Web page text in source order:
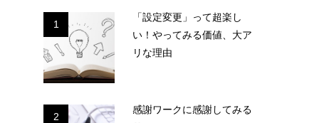
1
「設定変更」って超楽し
い！やってみる価値、大ア
リな理由
2
感謝ワークに感謝してみる